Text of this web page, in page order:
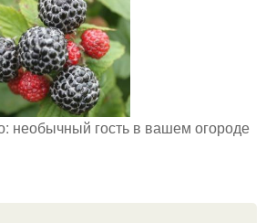
необычный гость в вашем огороде